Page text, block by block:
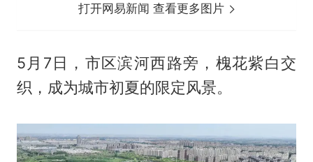
打开网易新闻 查看更多图片
5月7日，市区滨河西路旁，槐花紫白交
织，成为城市初夏的限定风景。